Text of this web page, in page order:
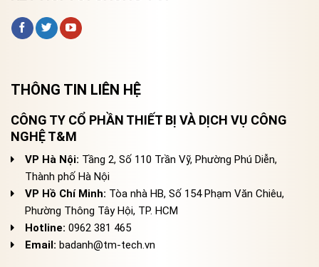
THÔNG TIN LIÊN HỆ
CÔNG TY CỔ PHẦN THIẾT BỊ VÀ DỊCH VỤ CÔNG
NGHỆ T&M
VP Hà Nội: Tầng 2, Số 110 Trần Vỹ, Phường Phú Diễn,
Thành phố Hà Nội
VP Hồ Chí Minh: Tòa nhà HB, Số 154 Phạm Văn Chiêu,
Phường Thông Tây Hội, TP. HCM
Hotline: 0962 381 465
Email: badanh@tm-tech.vn